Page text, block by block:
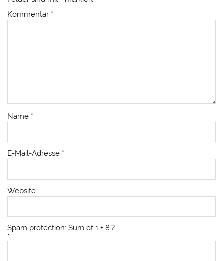
Kommentar *
Name *
E-Mail-Adresse *
Website
Spam protection: Sum of 1 + 8 ?
*